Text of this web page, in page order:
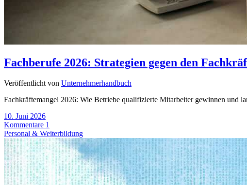
Fachberufe 2026: Strategien gegen den
Veröffentlicht von Unternehmerhandbuch
Fachkräftemangel 2026: Wie Betriebe qualifizierte Mitarbeiter gewinnen und
10. Juni 2026
Kommentare 1
Personal & Weiterbildung